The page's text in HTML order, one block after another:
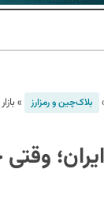
بلاک‌چین و رمزارز »
ایران؛